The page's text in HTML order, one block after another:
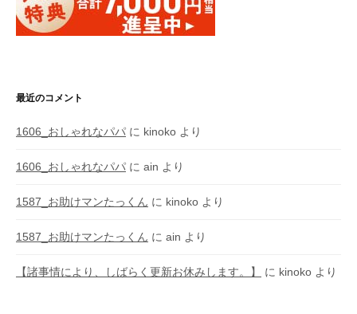
最近のコメント
1606_おしゃれなパパ に kinoko より
1606_おしゃれなパパ に ain より
1587_お助けマンたっくん に kinoko より
1587_お助けマンたっくん に ain より
【諸事情により、しばらく更新お休みします。】 に kinoko より